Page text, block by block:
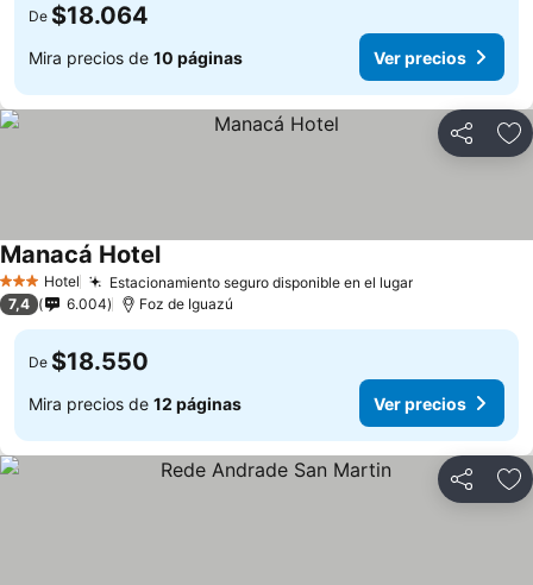
De $18.064
Mira precios de 10 páginas Ver precios
Compartir
3 Estrellas
Hotel Estacionamiento seguro disponible en el lugar
Manacá Hotel
7,4 6.004 Foz de Iguazú
De $18.550
Mira precios de 12 páginas Ver precios
Compartir